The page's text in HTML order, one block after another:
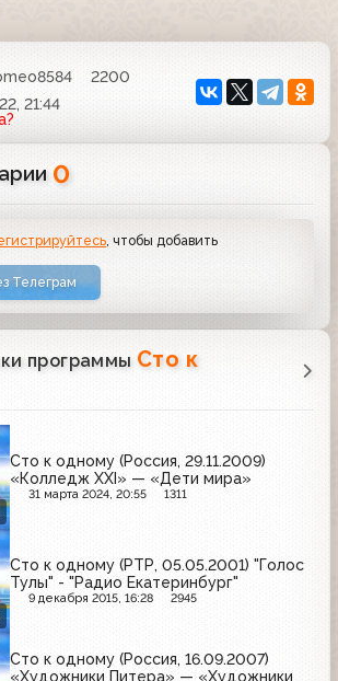
2200
21:44
0
, чтобы добавить
Телеграм
программы Сто к
Сто к одному (Россия, 29.11.2009)
«Колледж XXI» — «Дети мира»
31 марта 2024, 20:55 1311
Сто к одному (РТР, 05.05.2001) "Голос
Тулы" - "Радио Екатеринбург"
9 декабря 2015, 16:28 2945
Сто к одному (Россия, 16.09.2007)
«Художники Питера» — «Художники